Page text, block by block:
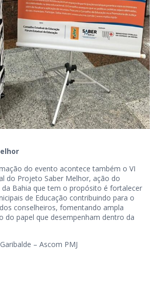
do evento acontece também o VI
do Projeto Saber Melhor, ação do
da Bahia que tem o propósito é fortalecer
de Educação contribuindo para o
conselheiros, fomentando ampla
do papel que desempenham dentro da
– Ascom PMJ